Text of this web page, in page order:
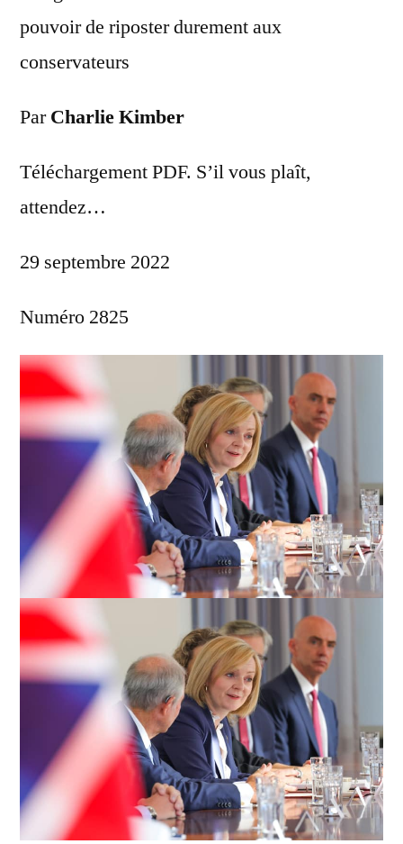
pouvoir de riposter durement aux
conservateurs
ParCharlie Kimber
Téléchargement PDF. S’il vous plaît,
attendez…
29 septembre 2022
Numéro 2825